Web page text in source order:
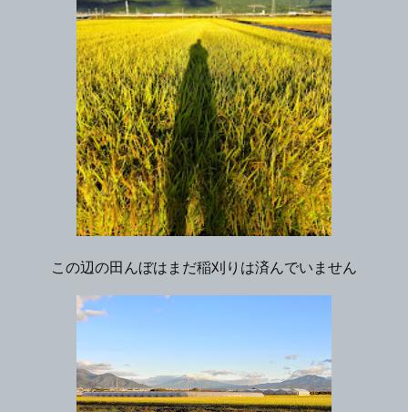
この辺の田んぼはまだ稲刈りは済んでいません